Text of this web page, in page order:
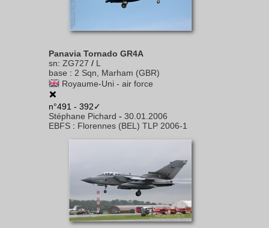
Panavia Tornado GR4A
sn: ZG727 / L
base : 2 Sqn, Marham (GBR)
Royaume-Uni - air force
n°491 - 392✓
Stéphane Pichard - 30.01.2006
EBFS : Florennes (BEL) TLP 2006-1